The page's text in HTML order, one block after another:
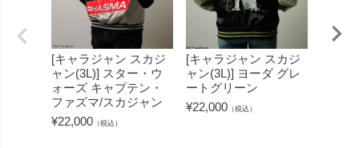
[キャラジャン スカジ
ャン(3L)] スター・ウ
ォーズ キャプテン・
ファズマ/スカジャン
¥22,000 （税込）
[キャラジャン スカジ
ャン(3L)] ヨーダ グレ
ートグリーン
¥22,000 （税込）